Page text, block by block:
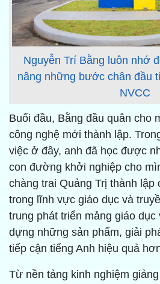
Nguyễn Trí Bằng luôn nhớ
nâng những bước chân đầu
NVCC
Buổi đầu, Bằng đầu quân cho
công nghệ mới thành lập.
việc ở đây, anh đã học được
con đường khởi nghiệp cho
chàng trai Quảng Trị thành lập
trong lĩnh vực giáo dục và
trung phát triển mảng giáo
dựng những sản phẩm, giải
tiếp cận tiếng Anh hiệu quả
Từ nền tảng kinh nghiệm